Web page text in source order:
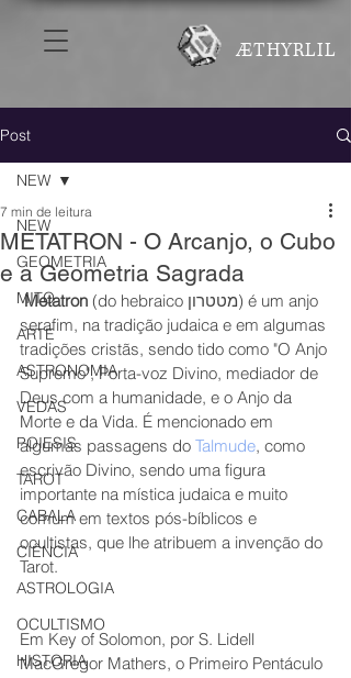
ÆTHYRLIL
Post
NEW
GEOMETRIA
MITO
ARTE
ASTRONOMIA
VEDAS
POIESIS
TAROT
CABALA
CIÊNCIA
ASTROLOGIA
OCULTISMO
HISTORIA
NEW
METATRON - O Arcanjo, o Cubo
e a Geometria Sagrada
7 min de leitura
Metatron (do hebraico מטטרון) é um anjo
serafim, na tradição judaica e em algumas
tradições cristãs, sendo tido como "O Anjo
Supremo", Porta-voz Divino, mediador de
Deus com a humanidade, e o Anjo da
Morte e da Vida. É mencionado em
algumas passagens do Talmude, como
escrivão Divino, sendo uma figura
importante na mística judaica e muito
comum em textos pós-bíblicos e
ocultistas, que lhe atribuem a invenção do
Tarot.
Em Key of Solomon, por S. Lidell
MacGregor Mathers, o Primeiro Pentáculo